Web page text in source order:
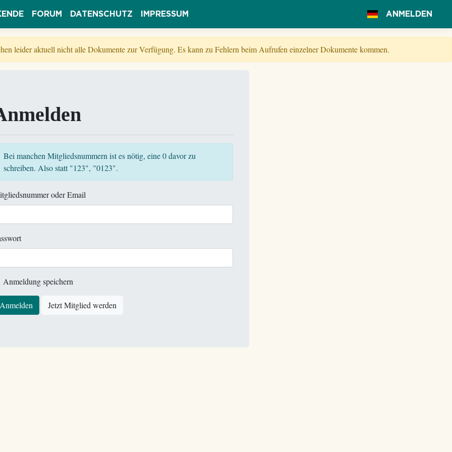
FORUM DATENSCHUTZ IMPRESSUM ANMELDEN
leider aktuell nicht alle Dokumente zur Verfügung. Es kann zu Fehlern beim Aufrufen einzelner Dokumente kommen.
Bei manchen Mitgliedsnummern ist es nötig, eine 0 davor zu
schreiben. Also statt "123", "0123".
oder Email
Anmeldung speichern
Anmelden Jetzt Mitglied werden